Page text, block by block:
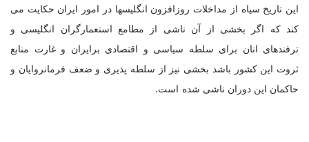
این تاریخ سیاه از مداخلات روزافزون انگلیسها در امور ایران حکایت می
کند که اگر بخشی از آن ناشی از مطامع استعمارگران انگلیسی و
ترفندهای انان برای سلطه سیاسی و اقتصادی برایران و غارت منابع
ثروت این کشور باشد بخشی نیز از سلطه پذیری و ضعف فرمانروایان و
حاکمان این دوران ناشی شده است.